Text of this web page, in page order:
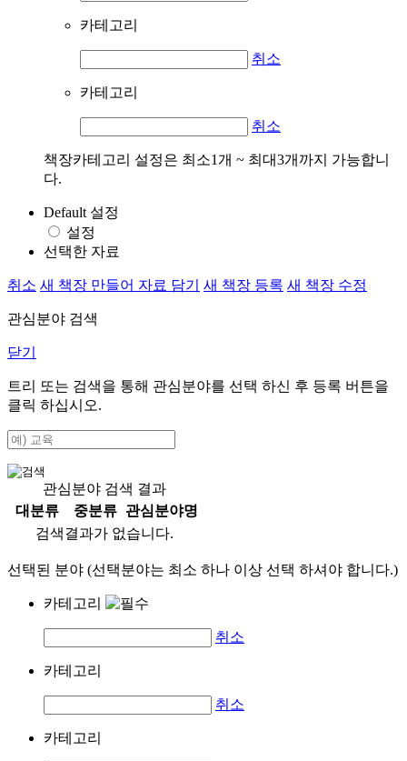
카테고리
취소
카테고리
취소
책장카테고리 설정은 최소1개 ~ 최대3개까지 가능합니
다.
Default 설정
설정
선택한 자료
취소 새 책장 만들어 자료 담기 새 책장 등록 새 책장 수정
관심분야 검색
닫기
트리 또는 검색을 통해 관심분야를 선택 하신 후 등록 버튼을
클릭 하십시오.
관심분야 검색 결과
대분류
중분류
관심분야명
검색결과가 없습니다.
선택된 분야 (선택분야는 최소 하나 이상 선택 하셔야 합니다.)
카테고리
취소
카테고리
취소
카테고리